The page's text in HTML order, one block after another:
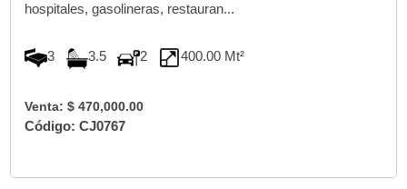
hospitales, gasolineras, restauran...
3 3.5 2 400.00 Mt²
Venta: $ 470,000.00
Código: CJ0767